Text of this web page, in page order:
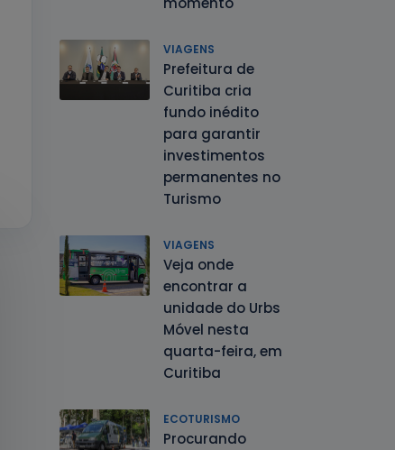
VIAGENS
Prefeitura de
Curitiba cria
fundo inédito
para garantir
investimentos
permanentes no
Turismo
VIAGENS
Veja onde
encontrar a
unidade do Urbs
Móvel nesta
quarta-feira, em
Curitiba
ECOTURISMO
Procurando